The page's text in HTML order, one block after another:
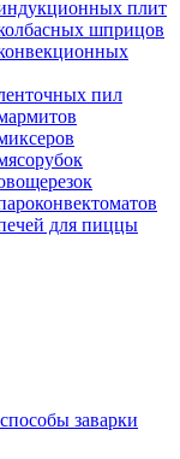
плит
шприцов
пил
для пиццы
заварки